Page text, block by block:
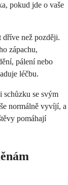
pokud jde o vaše
než později.
zápachu,
pálení nebo
léčbu.
schůzku se svým
normálně vyvíjí, a
pomáhají